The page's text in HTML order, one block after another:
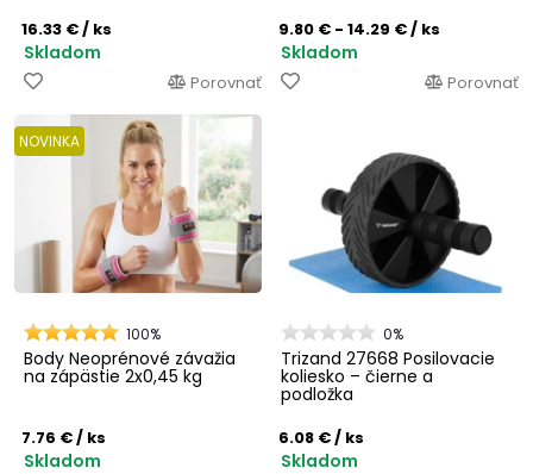
16.33 €/ ks
Skladom
Porovnať
9.80 € - 14.29 €/ ks
Skladom
Porovnať
NOVINKA
100%
Body Neoprénové závažia
na zápästie 2x0,45 kg
7.76 €/ ks
Skladom
0%
Trizand 27668 Posilovacie
koliesko – čierne a
podložka
6.08 €/ ks
Skladom